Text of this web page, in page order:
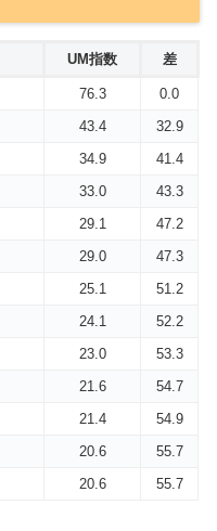
UM指数 差
76.3
0.0
43.4
32.9
34.9
41.4
33.0
43.3
29.1
47.2
29.0
47.3
25.1
51.2
24.1
52.2
23.0
53.3
21.6
54.7
21.4
54.9
20.6
55.7
20.6 55.7